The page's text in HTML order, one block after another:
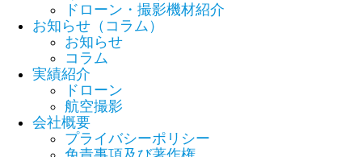
ドローン・撮影機材紹介
お知らせ（コラム）
お知らせ
コラム
実績紹介
ドローン
航空撮影
会社概要
プライバシーポリシー